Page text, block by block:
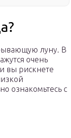
луну. В
очень
вы рискнете
ознакомьтесь с